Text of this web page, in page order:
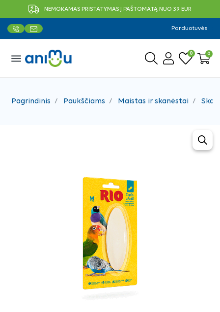
NEMOKAMAS PRISTATYMAS Į PAŠTOMATĄ NUO 39 EUR
Parduotuvės
menu 0 0
Pagrindinis Paukščiams Maistas ir skanėstai